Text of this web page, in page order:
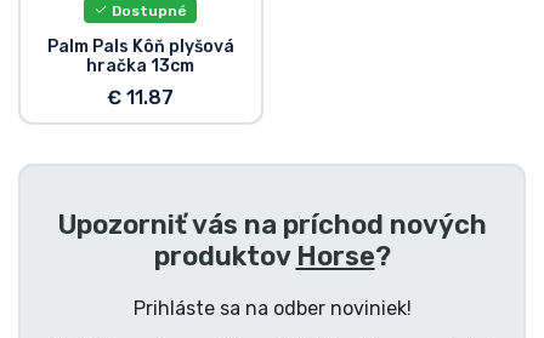
Dostupné
Palm Pals Kôň plyšová
hračka 13cm
€ 11.87
Upozorniť vás na príchod nových
produktov Horse?
Prihláste sa na odber noviniek!
Zoradiť podľa série
Zoradiť podľa filmov
Zoradiť podľa karikatúry
Zoradiť podľa Anime
Zoradiť podľa hier